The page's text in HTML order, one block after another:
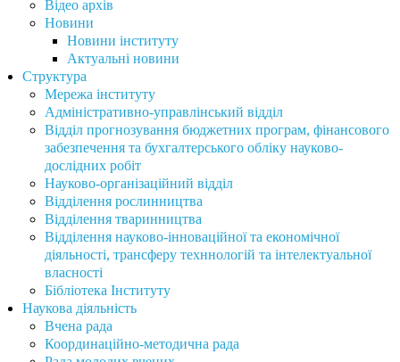
Наказ Міністерства освіти і науки України
"Про затвердження форм документів про
них, зразка академічної довідки"
Наказ Міністерства освіти і науки України
"Про затвердження Положення про порядок
відрахування, переривання навчання,
поновлення і переведення осіб, які
навчаються у закладах вищої освіти, та
надання їм академічної відпустки"
Постанова Кабінету Міністрів України «Про
внесення змін до деяких постанов Кабінету
Міністрів України з питань підготовки та
атестації здобувачів наукових ступенів» від
19 травня 2023 р. №502
Розпорядження Кабінету Міністрів України
"Про затвердження національного плану
щодо відкритої науки"
Відео архів
Новини
Новини інституту
Актуальні новини
Структура
Мережа інституту
Адміністративно-управлінський відділ
Відділ прогнозування бюджетних програм, фінансового
забезпечення та бухгалтерського обліку науково-
дослідних робіт
Науково-організаційний відділ
Відділення рослинництва
Відділення тваринництва
Відділення науково-інноваційної та економічної
діяльності, трансферу техннологій та інтелектуальної
власності
Бібліотека Інституту
Наукова діяльність
Вчена рада
Координаційно-методична рада